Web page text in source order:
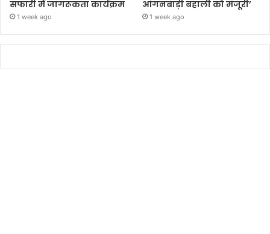
सफारी में जागरूकता कार्यक्रम
1 week ago
आंगनबाड़ी बहाली को मंजूरी’
1 week ago